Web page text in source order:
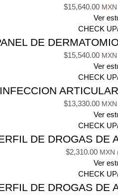
$15,640.00
Ver
CHECK
DE
$15,540.00
Ver
CHECK
$13,330.00
Ver
CHECK
DE DROGAS DE
$2,310.00
Ver
CHECK
DE DROGAS DE